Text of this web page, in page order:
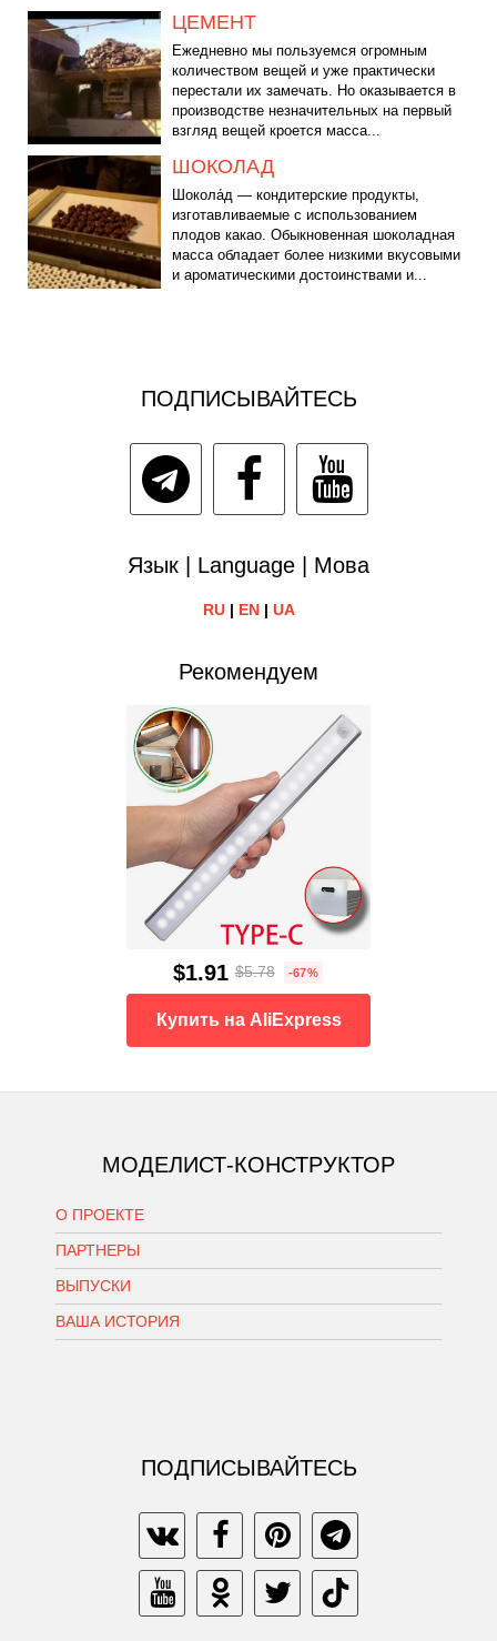
ЦЕМЕНТ
Ежедневно мы пользуемся огромным
количеством вещей и уже практически
перестали их замечать. Но оказывается в
производстве незначительных на первый
взгляд вещей кроется масса...
ШОКОЛАД
Шокола́д — кондитерские продукты,
изготавливаемые с использованием
плодов какао. Обыкновенная шоколадная
масса обладает более низкими вкусовыми
и ароматическими достоинствами и...
ПОДПИСЫВАЙТЕСЬ
Язык | Language | Мова
RU| EN| UA
Рекомендуем
$1.91 $5.78 -67%
Купить на AliExpress
МОДЕЛИСТ-КОНСТРУКТОР
О ПРОЕКТЕ
ПАРТНЕРЫ
ВЫПУСКИ
ВАША ИСТОРИЯ
ПОДПИСЫВАЙТЕСЬ